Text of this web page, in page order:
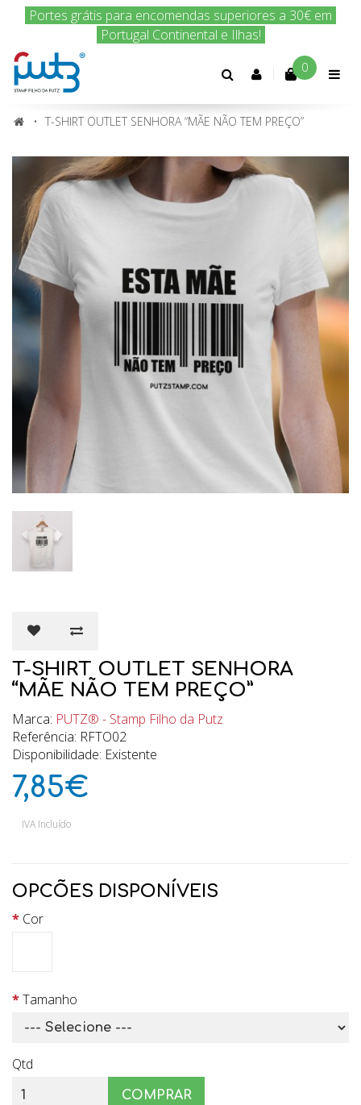
Encomenda hoje e nós enviamos amanhã!
Conta 0
T-SHIRT OUTLET SENHORA “MÃE NÃO TEM PREÇO”
T-SHIRT OUTLET SENHORA
“MÃE NÃO TEM PREÇO”
Marca: PUTZ® - Stamp Filho da Putz
Referência: RFTO02
Disponibilidade: Existente
7,85€
IVA Incluído
OPCÕES DISPONÍVEIS
Cor
Tamanho
Qtd
COMPRAR